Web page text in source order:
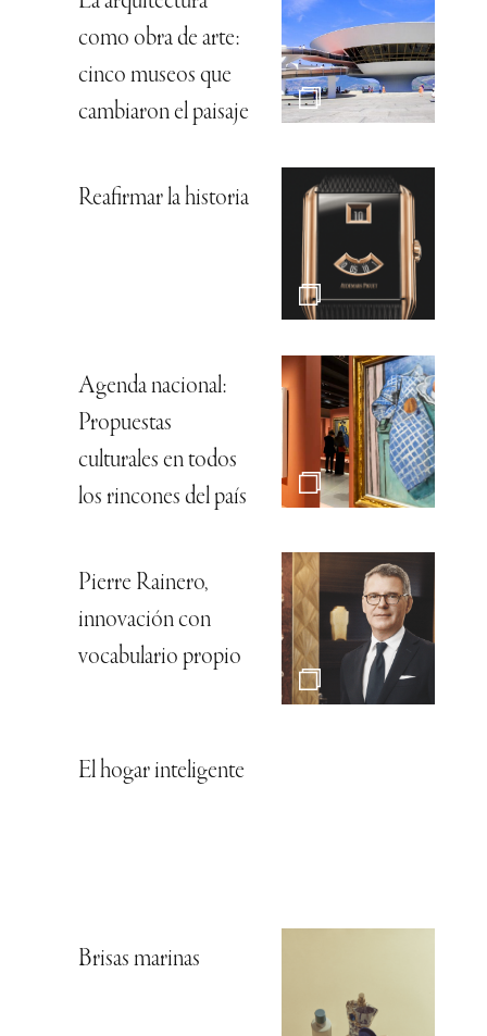
como obra de arte:
cinco museos que
cambiaron el paisaje
Reafirmar la historia
Agenda nacional:
Propuestas
culturales en todos
los rincones del país
Pierre Rainero,
innovación con
vocabulario propio
El hogar inteligente
Brisas marinas